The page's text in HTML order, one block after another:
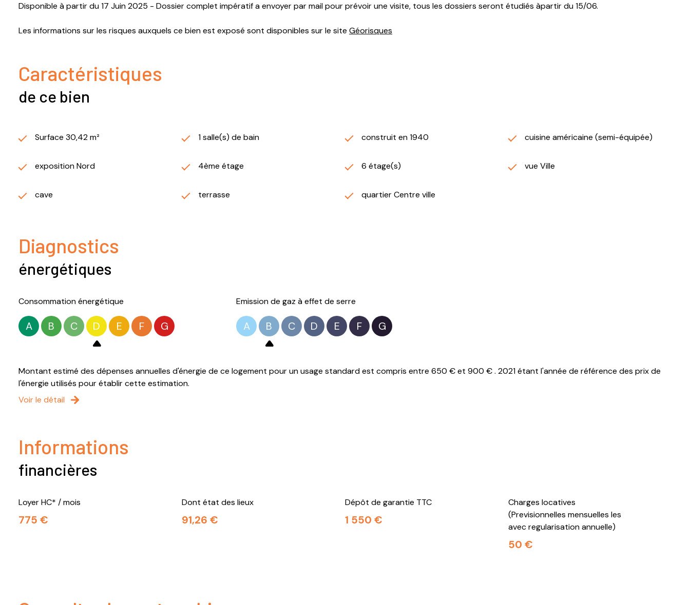
Disponible à partir du 17 Juin 2025 - Dossier complet impératif a envoyer par mail pour prévoir une visite, tous les dossiers seront étudiés àpartir du 15/06.
Les informations sur les risques auxquels ce bien est exposé sont disponibles sur le site Géorisques
Caractéristiques
de ce bien
Surface 30,42 m² 1 salle(s) de bain construit en 1940 cuisine américaine (semi-équipée)
exposition Nord 4ème étage 6 étage(s) vue Ville
cave terrasse quartier Centre ville
Diagnostics
énergétiques
Consommation énergétique
A B C D E F G
Emission de gaz à effet de serre
A B C D E F G
Montant estimé des dépenses annuelles d'énergie de ce logement pour un usage standard est compris entre 650 € et 900 € . 2021 étant l'année de référence des prix de
l'énergie utilisés pour établir cette estimation.
Voir le détail
Informations
financières
Loyer HC* / mois
775 €
Dont état des lieux
91,26 €
Dépôt de garantie TTC
1 550 €
Charges locatives
(Previsionnelles mensuelles les
avec regularisation annuelle)
50 €